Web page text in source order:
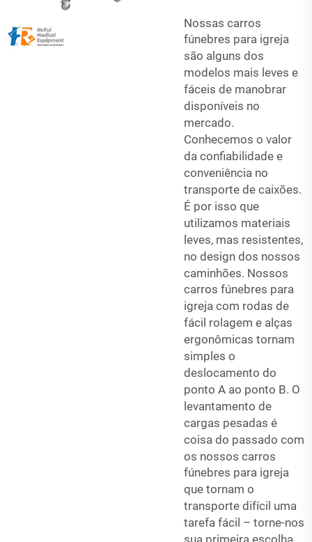
Nossas carros
fúnebres para igreja
são alguns dos
modelos mais leves e
fáceis de manobrar
disponíveis no
mercado.
Conhecemos o valor
da confiabilidade e
conveniência no
transporte de caixões.
É por isso que
utilizamos materiais
leves, mas resistentes,
no design dos nossos
caminhões. Nossos
carros fúnebres para
igreja com rodas de
fácil rolagem e alças
ergonômicas tornam
simples o
deslocamento do
ponto A ao ponto B. O
levantamento de
cargas pesadas é
coisa do passado com
os nossos carros
fúnebres para igreja
que tornam o
transporte difícil uma
tarefa fácil – torne-nos
sua primeira escolha